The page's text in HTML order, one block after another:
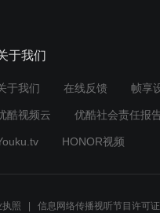
于我们
于我们 在线反馈 帧享
酷视频云 优酷社会责任报
HONOR视频
执照 信息网络传播视听节目许可